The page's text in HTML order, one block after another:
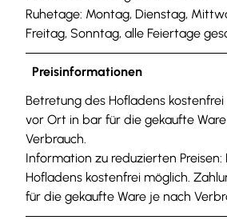
Ruhetage: Montag, Dienstag,
Freitag, Sonntag, alle Feiertage
Preisinformationen
Betretung des Hofladens
vor Ort in bar für die gekaufte
Verbrauch.
Information zu reduzierten
Hofladens kostenfrei möglich.
für die gekaufte Ware je nach